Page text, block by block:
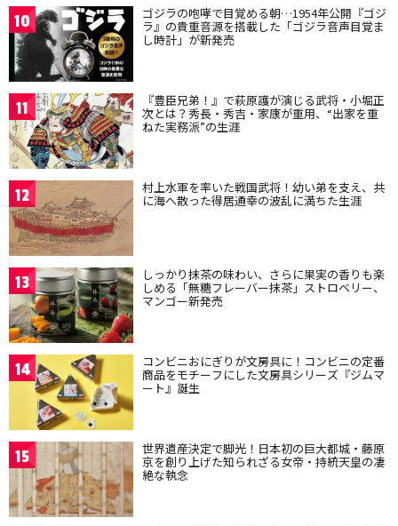
10 ゴジラの咆哮で目覚める朝…1954年公開『ゴジ
ラ』の貴重音源を搭載した「ゴジラ音声目覚ま
し時計」が新発売
11 『豊臣兄弟！』で萩原護が演じる武将・小堀正
次とは？秀長・秀吉・家康が重用、“出家を重
ねた実務派”の生涯
12 村上水軍を率いた戦国武将！幼い弟を支え、共
に海へ散った得居通幸の波乱に満ちた生涯
13 しっかり抹茶の味わい、さらに果実の香りも楽
しめる「無糖フレーバー抹茶」ストロベリー、
マンゴー新発売
14 コンビニおにぎりが文房具に！コンビニの定番
商品をモチーフにした文房具シリーズ『ジムマ
ート』誕生
15 世界遺産決定で脚光！日本初の巨大都城・藤原
京を創り上げた知られざる女帝・持統天皇の凄
絶な執念